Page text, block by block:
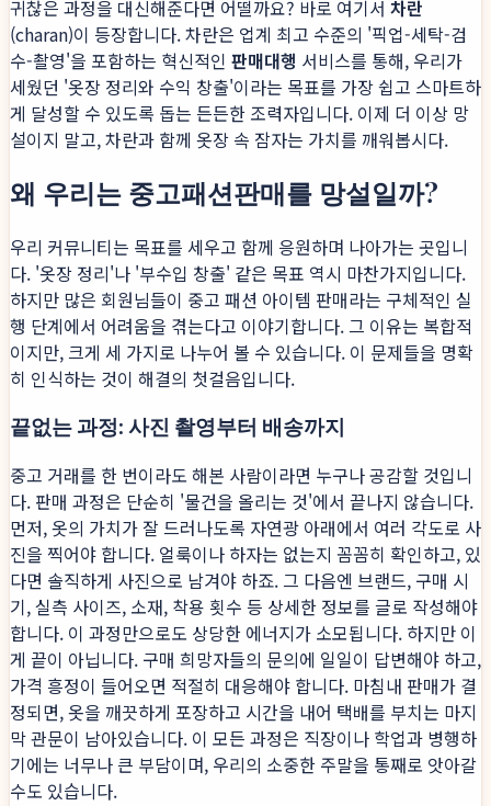
귀찮은 과정을 대신해준다면 어떨까요? 바로 여기서 차란
(charan)이 등장합니다. 차란은 업계 최고 수준의 '픽업-세탁-검
수-촬영'을 포함하는 혁신적인 판매대행 서비스를 통해, 우리가
세웠던 '옷장 정리와 수익 창출'이라는 목표를 가장 쉽고 스마트하
게 달성할 수 있도록 돕는 든든한 조력자입니다. 이제 더 이상 망
설이지 말고, 차란과 함께 옷장 속 잠자는 가치를 깨워봅시다.
왜 우리는 중고패션판매를 망설일까?
우리 커뮤니티는 목표를 세우고 함께 응원하며 나아가는 곳입니
다. '옷장 정리'나 '부수입 창출' 같은 목표 역시 마찬가지입니다.
하지만 많은 회원님들이 중고 패션 아이템 판매라는 구체적인 실
행 단계에서 어려움을 겪는다고 이야기합니다. 그 이유는 복합적
이지만, 크게 세 가지로 나누어 볼 수 있습니다. 이 문제들을 명확
히 인식하는 것이 해결의 첫걸음입니다.
끝없는 과정: 사진 촬영부터 배송까지
중고 거래를 한 번이라도 해본 사람이라면 누구나 공감할 것입니
다. 판매 과정은 단순히 '물건을 올리는 것'에서 끝나지 않습니다.
먼저, 옷의 가치가 잘 드러나도록 자연광 아래에서 여러 각도로 사
진을 찍어야 합니다. 얼룩이나 하자는 없는지 꼼꼼히 확인하고, 있
다면 솔직하게 사진으로 남겨야 하죠. 그 다음엔 브랜드, 구매 시
기, 실측 사이즈, 소재, 착용 횟수 등 상세한 정보를 글로 작성해야
합니다. 이 과정만으로도 상당한 에너지가 소모됩니다. 하지만 이
게 끝이 아닙니다. 구매 희망자들의 문의에 일일이 답변해야 하고,
가격 흥정이 들어오면 적절히 대응해야 합니다. 마침내 판매가 결
정되면, 옷을 깨끗하게 포장하고 시간을 내어 택배를 부치는 마지
막 관문이 남아있습니다. 이 모든 과정은 직장이나 학업과 병행하
기에는 너무나 큰 부담이며, 우리의 소중한 주말을 통째로 앗아갈
수도 있습니다.